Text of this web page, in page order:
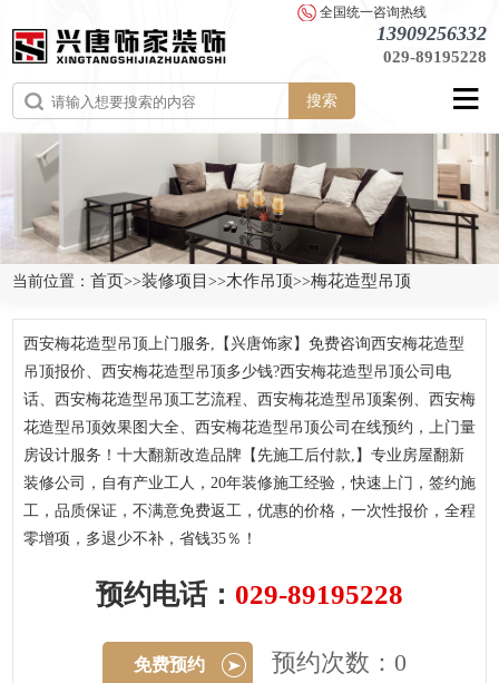
全国统一咨询热线
13909256332
029-89195228
搜索
当前位置：首页>>装修项目>>木作吊顶>>梅花造型吊顶
西安梅花造型吊顶上门服务,【兴唐饰家】免费咨询西安梅花造型
吊顶报价、西安梅花造型吊顶多少钱?西安梅花造型吊顶公司电
话、西安梅花造型吊顶工艺流程、西安梅花造型吊顶案例、西安梅
花造型吊顶效果图大全、西安梅花造型吊顶公司在线预约，上门量
房设计服务！十大翻新改造品牌【先施工后付款,】专业房屋翻新
装修公司，自有产业工人，20年装修施工经验，快速上门，签约施
工，品质保证，不满意免费返工，优惠的价格，一次性报价，全程
零增项，多退少不补，省钱35％！
预约电话： 029-89195228
免费预约 预约次数：0